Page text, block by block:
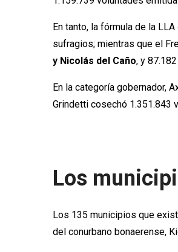
En tanto, la fórmula de la
sufragios; mientras que el
y Nicolás del Caño, y
En la categoría gobernador,
Grindetti cosechó 1.351.843
Los
Los 135 municipios que
del conurbano bonaerense,